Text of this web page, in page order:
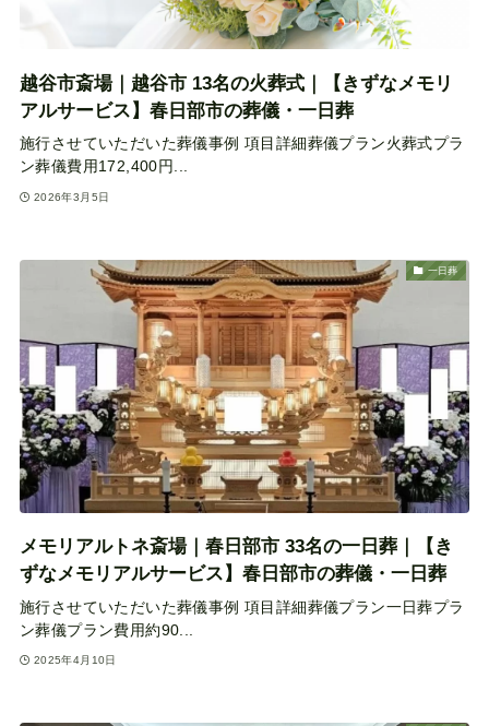
越谷市斎場｜越谷市 13名の火葬式｜【きずなメモリ
アルサービス】春日部市の葬儀・一日葬
施行させていただいた葬儀事例 項目詳細葬儀プラン火葬式プラ
ン葬儀費用172,400円...
2026年3月5日
一日葬
メモリアルトネ斎場｜春日部市 33名の一日葬｜【き
ずなメモリアルサービス】春日部市の葬儀・一日葬
施行させていただいた葬儀事例 項目詳細葬儀プラン一日葬プラ
ン葬儀プラン費用約90...
2025年4月10日